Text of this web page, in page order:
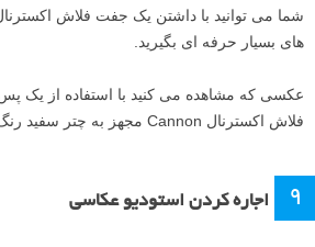
شما می توانید با داشتن یک جفت فلاش
های بسیار حرفه ای بگیرید.
عکسی که مشاهده می کنید با استفاده از یک
فلاش اکسترنال Cannon مجهز به چتر سفید رنگ، گرفته شده است.
۹ اجاره کردن استودیو عکاسی